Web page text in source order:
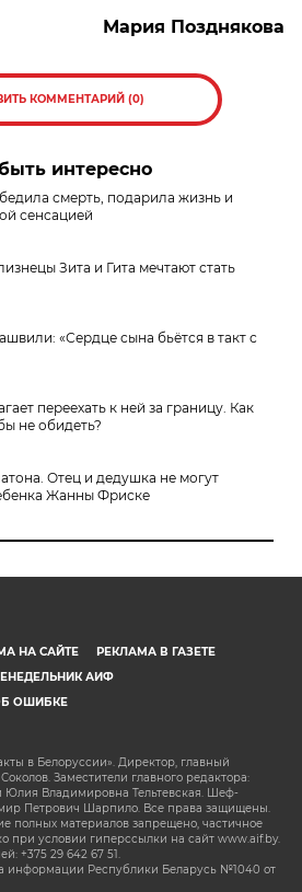
Мария Позднякова
КОММЕНТАРИЙ (0)
интересно
смерть, подарила жизнь и
сенсацией
Зита и Гита мечтают стать
«Сердце сына бьётся в такт с
переехать к ней за границу. Как
не обидеть?
Отец и дедушка не могут
Жанны Фриске
НА САЙТЕ
РЕКЛАМА В ГАЗЕТЕ
АИФ
ОШИБКЕ
в Белоруссии». Директор, главный
Заместители главного редактора:
Владимировна Тельтевская. Шеф-
Петрович Шарпило. Все права защищены.
полных материалов запрещено, частичное
при условии гиперссылки на сайт www.aif.by.
+375 29 642 67 51.
информации Республики Беларусь №1040 от